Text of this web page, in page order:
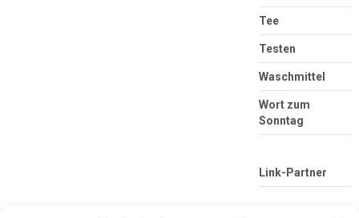
Tee
Testen
Waschmittel
Wort zum
Sonntag
Link-Partner